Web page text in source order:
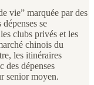
vie” marquée par des
se
clubs privés et les
chinois du
les itinéraires
des dépenses
senior moyen.